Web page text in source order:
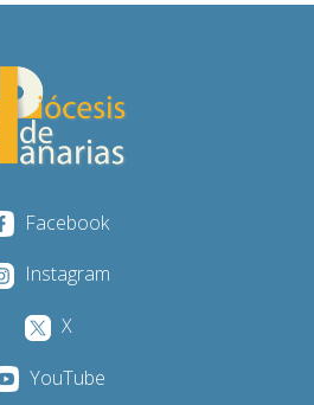
Facebook
Instagram
X
YouTube